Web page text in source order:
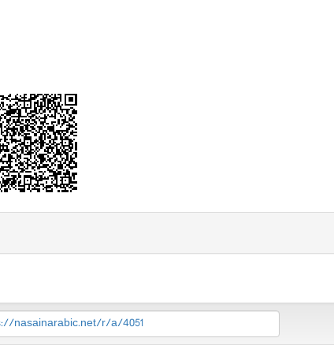
nasainarabic.net/r/a/4051